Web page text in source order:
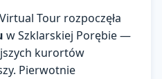
Tour rozpoczęła
w Szklarskiej Porębie —
kurortów
Pierwotnie